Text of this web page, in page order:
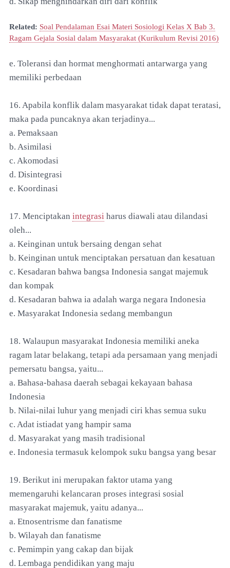
Related: Soal Pendalaman Esai Materi Sosiologi Kelas X Bab 3.
Ragam Gejala Sosial dalam Masyarakat (Kurikulum Revisi 2016)
e. Toleransi dan hormat menghormati antarwarga yang
memiliki perbedaan
16. Apabila konflik dalam masyarakat tidak dapat teratasi,
maka pada puncaknya akan terjadinya...
a. Pemaksaan
b. Asimilasi
c. Akomodasi
d. Disintegrasi
e. Koordinasi
17. Menciptakan integrasi harus diawali atau dilandasi
oleh...
a. Keinginan untuk bersaing dengan sehat
b. Keinginan untuk menciptakan persatuan dan kesatuan
c. Kesadaran bahwa bangsa Indonesia sangat majemuk
dan kompak
d. Kesadaran bahwa ia adalah warga negara Indonesia
e. Masyarakat Indonesia sedang membangun
18. Walaupun masyarakat Indonesia memiliki aneka
ragam latar belakang, tetapi ada persamaan yang menjadi
pemersatu bangsa, yaitu...
a. Bahasa-bahasa daerah sebagai kekayaan bahasa
Indonesia
b. Nilai-nilai luhur yang menjadi ciri khas semua suku
c. Adat istiadat yang hampir sama
d. Masyarakat yang masih tradisional
e. Indonesia termasuk kelompok suku bangsa yang besar
19. Berikut ini merupakan faktor utama yang
memengaruhi kelancaran proses integrasi sosial
masyarakat majemuk, yaitu adanya...
a. Etnosentrisme dan fanatisme
b. Wilayah dan fanatisme
c. Pemimpin yang cakap dan bijak
d. Lembaga pendidikan yang maju